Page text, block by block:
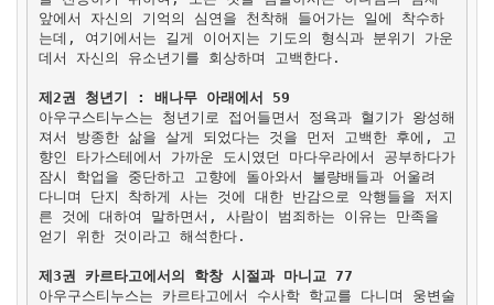
앞에서 자신의 기억의 심연을 천착해 들어가는 일에 착수하
는데, 여기에서는 길게 이어지는 기도의 형식과 분위기 가운
데서 자신의 유소년기를 회상하며 고백한다.
제2권 청년기 : 배나무 아래에서 59
아우구스티누스는 청년기로 접어들면서 정욕과 혈기가 왕성해
져서 방종한 삶을 살게 되었다는 것을 먼저 고백한 후에, 고
향인 타가스테에서 가까운 도시였던 마다우라에서 공부하다가
잠시 학업을 중단하고 고향에 돌아와서 불량배들과 어울려
다니며 단지 착하게 사는 것에 대한 반감으로 악행들을 저지
른 것에 대하여 말하면서, 사람이 범죄하는 이유는 만족을
얻기 위한 것이라고 해석한다.
제3권 카르타고에서의 학창 시절과 마니교 77
아우구스티누스는 카르타고에서 수사학 학교를 다니며 웅변술